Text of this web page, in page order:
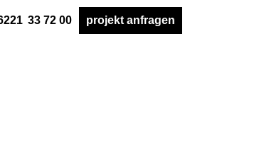
33 72 00 projekt anfragen